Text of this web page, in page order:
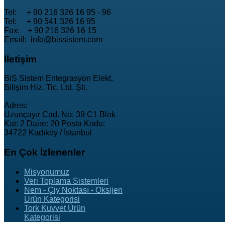
Tel: + 90 216 326 16 95 - 96
Tel: + 90 541 326 16 95
Fax: + 90 216 326 16 15
Email: info@bissistem.com
İletişim
BiS Sistem Entegrasyon Elekt.
Bilişim Hiz. Tic. Ltd. Şti.
Adres:
Uzunçayır Cad. No: 39 C1 Blok
Kat: 2 Daire: 20 Posta Kodu:
34722 Kadıköy / İstanbul
En Çok İzlenenler
Misyonumuz
Veri Toplama Sistemleri
Nem - Çiy Noktası - Oksijen
Ürün Kategorisi
Tork Kuvvet Ürün
Kategorisi